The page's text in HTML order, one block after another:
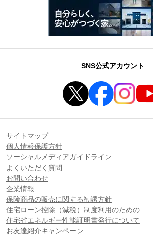
SNS公式アカウント
サイトマップ
個人情報保護方針
ソーシャルメディアガイドライン
よくいただく質問
お問い合わせ
企業情報
保険商品の販売に関する勧誘方針
住宅ローン控除（減税）制度利用のための
住宅省エネルギー性能証明書発行について
お友達紹介キャンペーン